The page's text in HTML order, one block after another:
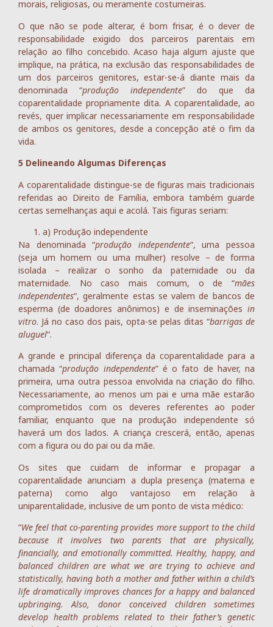
morais, religiosas, ou meramente costumeiras.
O que não se pode alterar, é bom frisar, é o dever de
responsabilidade exigido dos parceiros parentais em
relação ao filho concebido. Acaso haja algum ajuste que
implique, na prática, na exclusão das responsabilidades de
um dos parceiros genitores, estar-se-á diante mais da
denominada “produção independente” do que da
coparentalidade propriamente dita. A coparentalidade, ao
revés, quer implicar necessariamente em responsabilidade
de ambos os genitores, desde a concepção até o fim da
vida.
5 Delineando Algumas Diferenças
A coparentalidade distingue-se de figuras mais tradicionais
referidas ao Direito de Família, embora também guarde
certas semelhanças aqui e acolá. Tais figuras seriam:
a) Produção independente
Na denominada “produção independente“, uma pessoa
(seja um homem ou uma mulher) resolve – de forma
isolada – realizar o sonho da paternidade ou da
maternidade. No caso mais comum, o de “mães
independentes“, geralmente estas se valem de bancos de
esperma (de doadores anônimos) e de inseminações in
vitro. Já no caso dos pais, opta-se pelas ditas “barrigas de
aluguel“.
A grande e principal diferença da coparentalidade para a
chamada “produção independente” é o fato de haver, na
primeira, uma outra pessoa envolvida na criação do filho.
Necessariamente, ao menos um pai e uma mãe estarão
comprometidos com os deveres referentes ao poder
familiar, enquanto que na produção independente só
haverá um dos lados. A criança crescerá, então, apenas
com a figura ou do pai ou da mãe.
Os sites que cuidam de informar e propagar a
coparentalidade anunciam a dupla presença (materna e
paterna) como algo vantajoso em relação à
uniparentalidade, inclusive de um ponto de vista médico:
“We feel that co-parenting provides more support to the child
because it involves two parents that are physically,
financially, and emotionally committed. Healthy, happy, and
balanced children are what we are trying to achieve and
statistically, having both a mother and father within a child’s
life dramatically improves chances for a happy and balanced
upbringing. Also, donor conceived children sometimes
develop health problems related to their father’s genetic